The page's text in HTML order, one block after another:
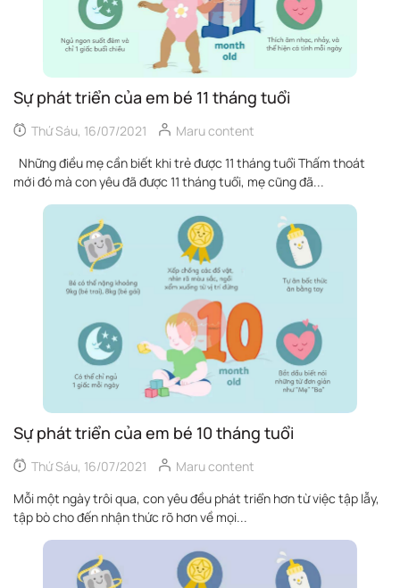
Sự phát triển của em bé 11 tháng tuổi
Thứ Sáu, 16/07/2021
Maru content
Những điều mẹ cần biết khi trẻ được 11 tháng tuổi Thấm thoát
mới đó mà con yêu đã được 11 tháng tuổi, mẹ cũng đã...
Sự phát triển của em bé 10 tháng tuổi
Thứ Sáu, 16/07/2021
Maru content
Mỗi một ngày trôi qua, con yêu đều phát triển hơn từ việc tập lẫy,
tập bò cho đến nhận thức rõ hơn về mọi...